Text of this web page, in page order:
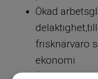
Ökad
frisknärvaro
ekonomi